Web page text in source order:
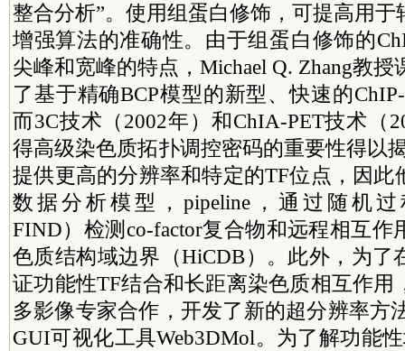
整合分析”。使用组蛋白修饰，可提高用
增强算法的准确性。由于组蛋白修饰的
尖峰和宽峰的特点，Michael Q. Zhang教
了基于精确BCP模型的新型、快速的
而3C技术（2002年）和ChIA-PET技术（
得高级染色质拓扑调控密码的重要性得以
提供更高的分辨率和特定的TF位点，因此
数据分析模型，pipeline，通过随机过
FIND）检测co-factor复合物和远程相互作
色质结构域边界（HiCDB）。此外，为了
证功能性TF结合和长距离染色质相互作用
多影像专家合作，开发了新的超分辨率方
GUI可视化工具Web3DMol。为了解功能